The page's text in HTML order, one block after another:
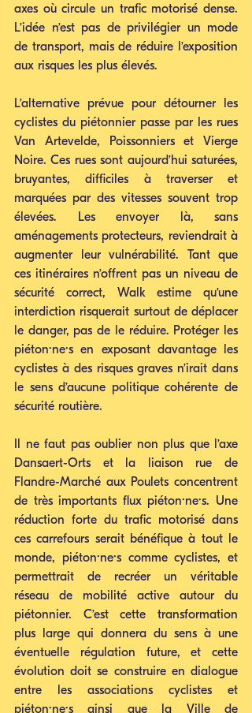
axes où circule un trafic motorisé dense.
L’idée n’est pas de privilégier un mode
de transport, mais de réduire l’exposition
aux risques les plus élevés.
L’alternative prévue pour détourner les
cyclistes du piétonnier passe par les rues
Van Artevelde, Poissonniers et Vierge
Noire. Ces rues sont aujourd’hui saturées,
bruyantes, difficiles à traverser et
marquées par des vitesses souvent trop
élevées. Les envoyer là, sans
aménagements protecteurs, reviendrait à
augmenter leur vulnérabilité. Tant que
ces itinéraires n’offrent pas un niveau de
sécurité correct, Walk estime qu’une
interdiction risquerait surtout de déplacer
le danger, pas de le réduire. Protéger les
piéton·ne·s en exposant davantage les
cyclistes à des risques graves n’irait dans
le sens d’aucune politique cohérente de
sécurité routière.
Il ne faut pas oublier non plus que l’axe
Dansaert-Orts et la liaison rue de
Flandre-Marché aux Poulets concentrent
de très importants flux piéton·ne·s. Une
réduction forte du trafic motorisé dans
ces carrefours serait bénéfique à tout le
monde, piéton·ne·s comme cyclistes, et
permettrait de recréer un véritable
réseau de mobilité active autour du
piétonnier. C’est cette transformation
plus large qui donnera du sens à une
éventuelle régulation future, et cette
évolution doit se construire en dialogue
entre les associations cyclistes et
piéton·ne·s ainsi que la Ville de